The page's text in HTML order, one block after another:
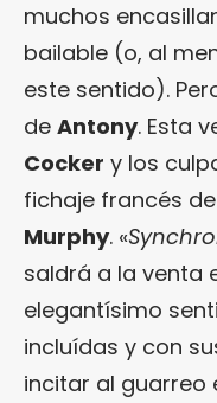
muchos
bailable (o, al
este sentido).
de Antony. Esta
Cocker y los
fichaje francés
Murphy. «
saldrá a la venta
elegantísimo
incluídas y con
incitar al guarreo